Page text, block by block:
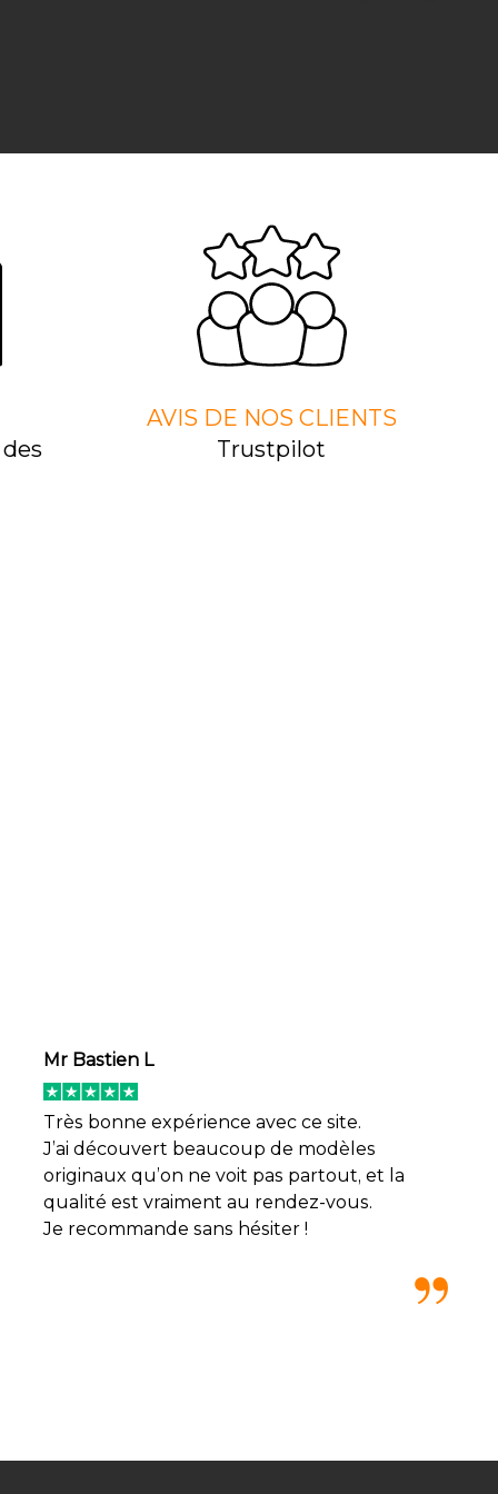
AVIS DE NOS CLIENTS
Trustpilot
Mr Bastien L
Très bonne expérience avec ce site.
J’ai découvert beaucoup de modèles
originaux qu’on ne voit pas partout, et la
qualité est vraiment au rendez-vous.
Je recommande sans hésiter !